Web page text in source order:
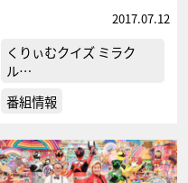
2017.07.12
くりぃむクイズ ミラク
ル…
番組情報